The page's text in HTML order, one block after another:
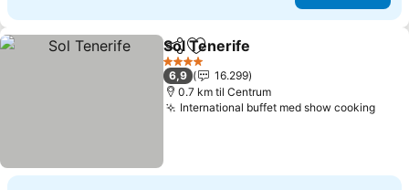
Del Føj til favoritter
Sol Tenerife
4 Stjerner
6,9
16.299
0.7 km til Centrum
International buffet med show cookingSe